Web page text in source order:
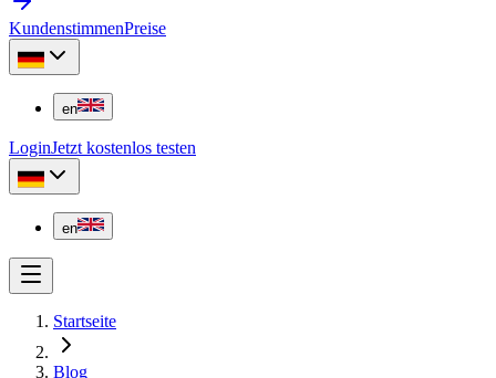
KundenstimmenPreise
en
LoginJetzt kostenlos testen
en
Startseite
Blog